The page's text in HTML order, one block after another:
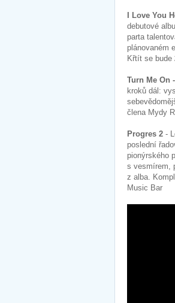
I Love You
debutové
parta
plánovaném
Křtít se bude
Turn Me On -
kroků dál:
člena Mydy
Progres 2 -
poslední
pionýrského
s vesmírem,
z alba.
Music Bar